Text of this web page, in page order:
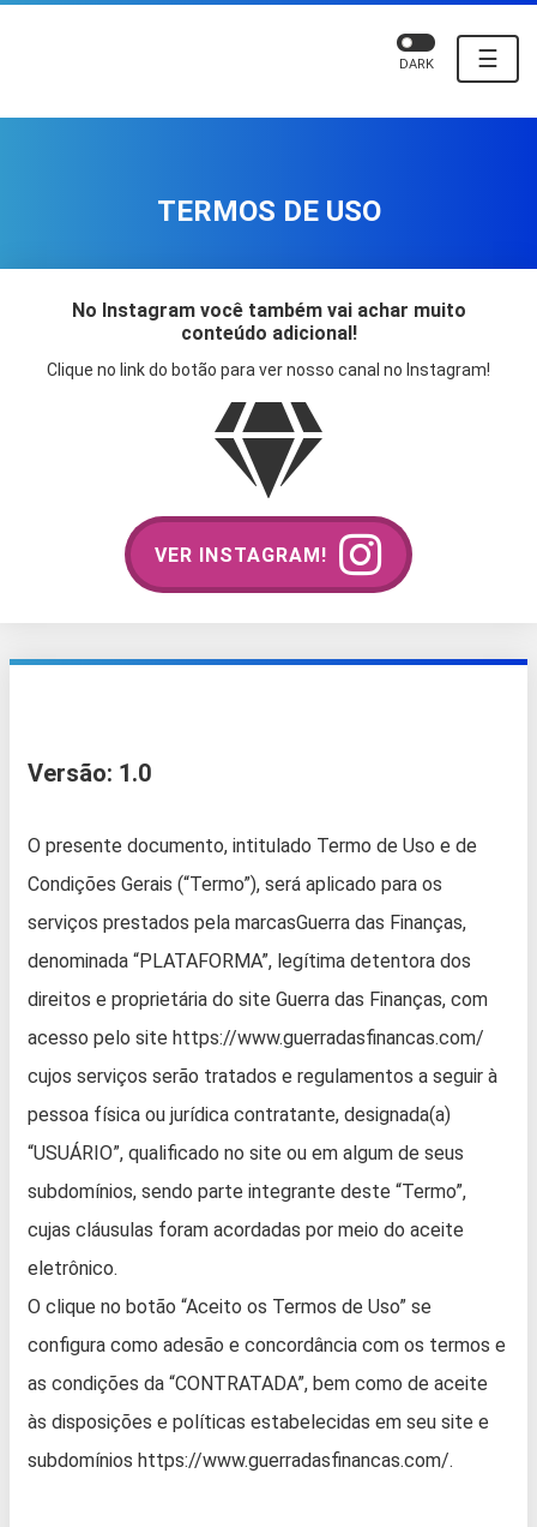
☰
DARK
TERMOS DE USO
No Instagram você também vai achar muito
conteúdo adicional!
Clique no link do botão para ver nosso canal no Instagram!
VER INSTAGRAM!
Versão: 1.0
O presente documento, intitulado Termo de Uso e de
Condições Gerais (“Termo”), será aplicado para os
serviços prestados pela marcasGuerra das Finanças,
denominada “PLATAFORMA”, legítima detentora dos
direitos e proprietária do site Guerra das Finanças, com
acesso pelo site https://www.guerradasfinancas.com/
cujos serviços serão tratados e regulamentos a seguir à
pessoa física ou jurídica contratante, designada(a)
“USUÁRIO”, qualificado no site ou em algum de seus
subdomínios, sendo parte integrante deste “Termo”,
cujas cláusulas foram acordadas por meio do aceite
eletrônico.
O clique no botão “Aceito os Termos de Uso” se
configura como adesão e concordância com os termos e
as condições da “CONTRATADA”, bem como de aceite
às disposições e políticas estabelecidas em seu site e
subdomínios https://www.guerradasfinancas.com/.